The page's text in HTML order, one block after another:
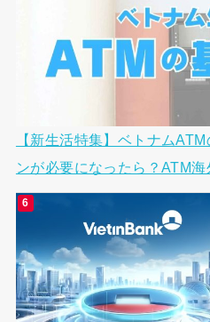
【新生活特集】ベトナム
ンが必要になったら？ATM